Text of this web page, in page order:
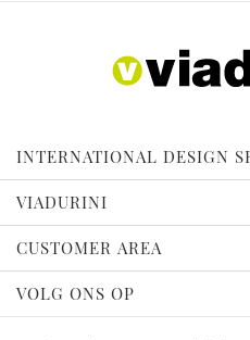
INTERNATIONAL DESIGN
VIADURINI
CUSTOMER AREA
VOLG ONS OP